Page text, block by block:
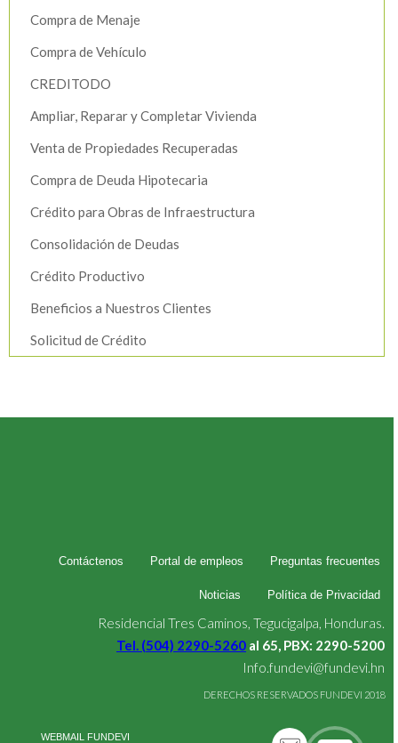
Compra de Menaje
Compra de Vehículo
CREDITODO
Ampliar, Reparar y Completar Vivienda
Venta de Propiedades Recuperadas
Compra de Deuda Hipotecaria
Crédito para Obras de Infraestructura
Consolidación de Deudas
Crédito Productivo
Beneficios a Nuestros Clientes
Solicitud de Crédito
Contáctenos Portal de empleos Preguntas frecuentes
Noticias Política de Privacidad
Residencial Tres Caminos, Tegucigalpa, Honduras.
Tel. (504) 2290-5260 al 65, PBX: 2290-5200
Info.fundevi@fundevi.hn
DERECHOS RESERVADOS FUNDEVI 2018
WEBMAIL FUNDEVI